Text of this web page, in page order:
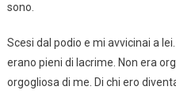
sono.
Scesi dal podio e mi avvicinai a
erano pieni di lacrime. Non era
orgogliosa di me. Di chi ero